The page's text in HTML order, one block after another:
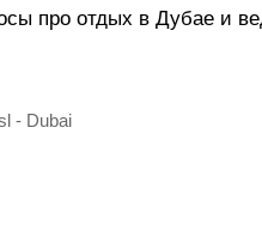
про отдых в Дубае и
- Dubai